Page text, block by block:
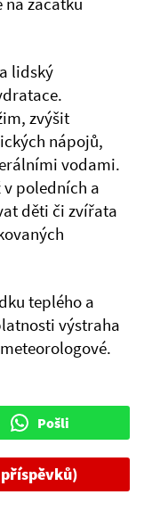
lidský
zvýšit
nápojů,
vodami.
v poledních a
děti či zvířata
teplého a
výstraha
Pošli